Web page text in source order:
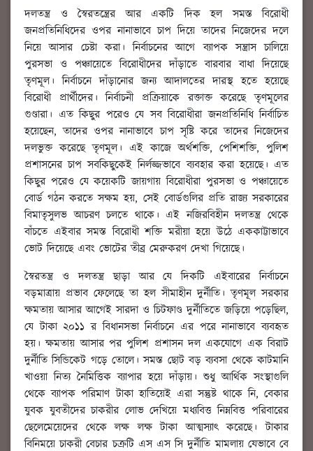
দলতন্ত্র ও স্বৈরতন্ত্রের আর একটি দিক হল সমস্ত বিরোধী
জনপ্রতিনিধিদের ওপর নানাভাবে চাপ দিয়ে তাদের নিজেদের দলে
নিয়ে আসার চেষ্টা করা। নির্বাচনের আগে ব্যাপক সন্ত্রাস চালিয়ে
পুরসভা ও পঞ্চায়েতে বিরোধীদের দাঁড়াতে বারবার বাধা দিয়েছে
তৃণমূল। নির্বাচনে দাঁড়ানোর জন্য আদালতের দারস্থ হতে হয়েছে
বিরোধী প্রার্থীদের। নির্বাচনী প্রক্রিয়াকে রক্তাক্ত করেছে তৃণমূলের
গুণ্ডারা। এত কিছুর পরেও যে সব বিরোধীরা জনপ্রতিনিধি নির্বাচিত
হয়েছেন, তাদের ওপর নানাভাবে চাপ সৃষ্টি করে তাদের নিজেদের
দলভুক্ত করেছে তৃণমূল। এই কাজে অর্থশক্তি, পেশিশক্তি, পুলিশ
প্রশাসনের চাপ সবকিছুকেই নির্লজ্জভাবে ব্যবহার করা হয়েছে। এত
কিছুর পরেও যে কয়েকটি জায়গায় বিরোধীরা পুরসভা ও পঞ্চায়েতে
বোর্ড গঠন করতে সক্ষম হয়, সেই বোর্ডগুলির প্রতি রাজ্য সরকারের
বিমাতৃসুলভ আচরণ চলতে থাকে। এই নজিরবিহীন দলতন্ত্র থেকে
বাঁচতে এইবার সমস্ত বিরোধী শক্তি মরীয়া হয়ে উঠে এককাট্টাভাবে
ভোট দিয়েছে এবং ভোটের তীব্র মেরুকরণ দেখা গিয়েছে।
স্বৈরতন্ত্র ও দলতন্ত্র ছাড়া আর যে দিকটি এইবারের নির্বাচনে
বড়মাত্রায় প্রভাব ফেলেছে তা হল সীমাহীন দুর্নীতি। তৃণমূল সরকার
ক্ষমতায় আসার আগেই সারদা ও চিটফাণ্ড দুর্নীতিতে জড়িয়ে পড়েছিল,
যে টাকা ২০১১ র বিধানসভা নির্বাচনে এর পরে নানাভাবে ব্যবহৃত
হয়। ক্ষমতায় আসার পর পুলিশ প্রশাসন দল একযোগে এক বিরাট
দুর্নীতি সিন্ডিকেট গড়ে তোলে। সমস্ত ছোট বড় ব্যবসা থেকে কাটমানি
খাওয়া নিত্য নৈমিত্তিক ব্যাপার হয়ে দাঁড়ায়। শুধু আর্থিক সংস্থাগুলি
থেকে ব্যাপক পরিমাণ টাকা হাতিয়েই এরা সন্তুষ্ট থাকে নি, বেকার
যুবক যুবতীদের চাকরীর লোভ দেখিয়ে মধ্যবিত্ত নিম্নবিত্ত পরিবারের
ছেলেমেয়েদের থেকে লক্ষ লক্ষ টাকা আত্মস্যাৎ করেছে। টাকার
বিনিময়ে চাকরী বেচার চক্রটি এস এস সি দুর্নীতি মামলায় যেভাবে বে